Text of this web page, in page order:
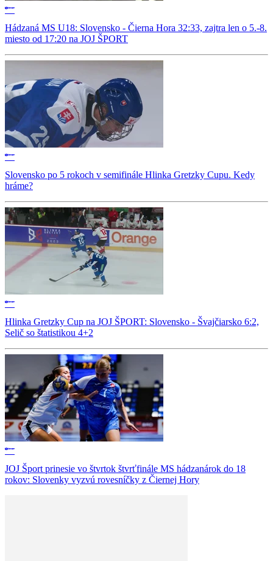
Hádzaná MS U18: Slovensko - Čierna Hora 32:33, zajtra len o 5.-8.
miesto od 17:20 na JOJ ŠPORT
Slovensko po 5 rokoch v semifinále Hlinka Gretzky Cupu. Kedy
hráme?
Hlinka Gretzky Cup na JOJ ŠPORT: Slovensko - Švajčiarsko 6:2,
Selič so štatistikou 4+2
JOJ Šport prinesie vo štvrtok štvrťfinále MS hádzanárok do 18
rokov: Slovenky vyzvú rovesníčky z Čiernej Hory